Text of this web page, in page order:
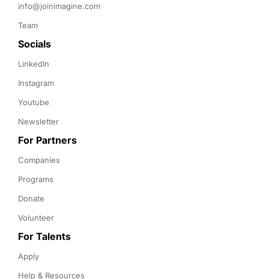
info@joinimagine.com
Team
Socials
LinkedIn
Instagram
Youtube
Newsletter
For Partners
Companies
Programs
Donate
Volunteer
For Talents
Apply
Help & Resources